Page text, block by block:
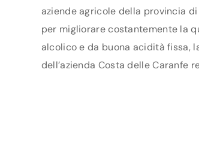
aziende agricole della provincia
per migliorare costantemente la
alcolico e da buona acidità fissa,
dell’azienda Costa delle Caranfe